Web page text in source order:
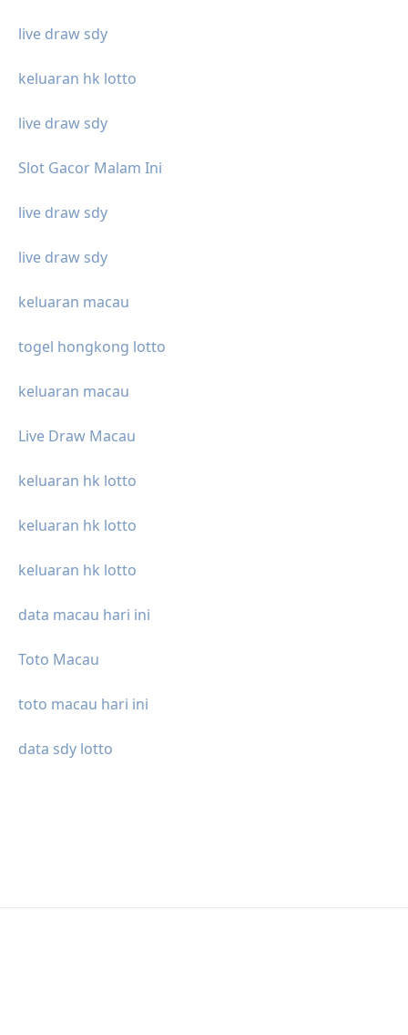
live draw sdy
keluaran hk lotto
live draw sdy
Slot Gacor Malam Ini
live draw sdy
live draw sdy
keluaran macau
togel hongkong lotto
keluaran macau
Live Draw Macau
keluaran hk lotto
keluaran hk lotto
keluaran hk lotto
data macau hari ini
Toto Macau
toto macau hari ini
data sdy lotto